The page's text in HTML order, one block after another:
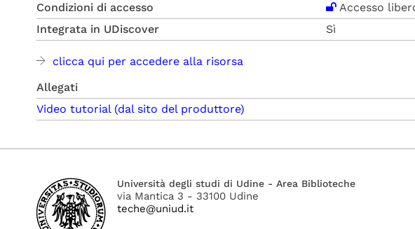
Condizioni di accesso
Accesso
Integrata in UDiscover
Sì
clicca qui per accedere alla risorsa
Allegati
Video tutorial (dal sito del produttore)
Università degli studi di Udine - Area Biblioteche
via Mantica 3 - 33100 Udine
teche@uniud.it